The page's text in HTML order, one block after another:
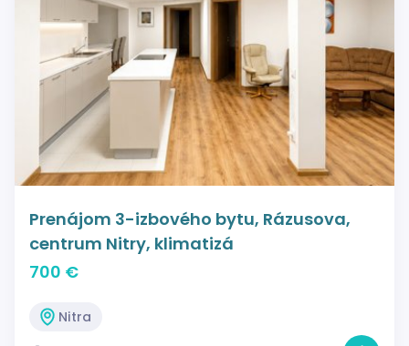
Prenájom 3-izbového bytu, Rázusova,
centrum Nitry, klimatizá
700 €
Nitra